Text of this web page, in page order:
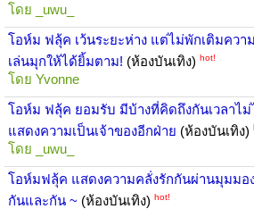
โดย _uwu_
โอห์ม ฟลุ้ค เว้นระยะห่าง แต่ไม่พักเติมควา
เล่นมุกให้ได้ยิ้มตาม! (ห้องบันเทิง) hot!
โดย Yvonne
โอห์ม ฟลุ้ค ยอมรับ มีบ้างที่คิดถึงกันเวลาไม่
แสดงความเป็นเจ้าของอีกฝ่าย (ห้องบันเทิง)
โดย _uwu_
โอห์มฟลุ้ค แสดงความคลั่งรักกันผ่านมุมมอ
กันและกัน ~ (ห้องบันเทิง) hot!